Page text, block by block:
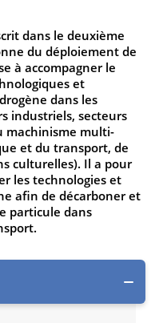
dans le deuxième
du déploiement de
à accompagner le
et
dans les
industriels, secteurs
machinisme multi-
et du transport, de
culturelles). Il a pour
les technologies et
afin de décarboner et
particule dans